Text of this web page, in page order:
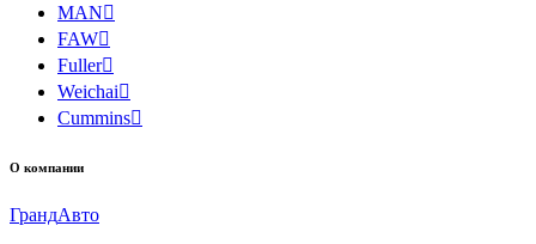
MAN
FAW
Fuller
Weichai
Cummins
О компании
ГрандАвто